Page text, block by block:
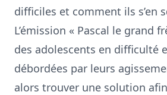
difficiles et comment ils s’en
L’émission « Pascal le grand
des adolescents en difficulté
débordées par leurs
alors trouver une solution